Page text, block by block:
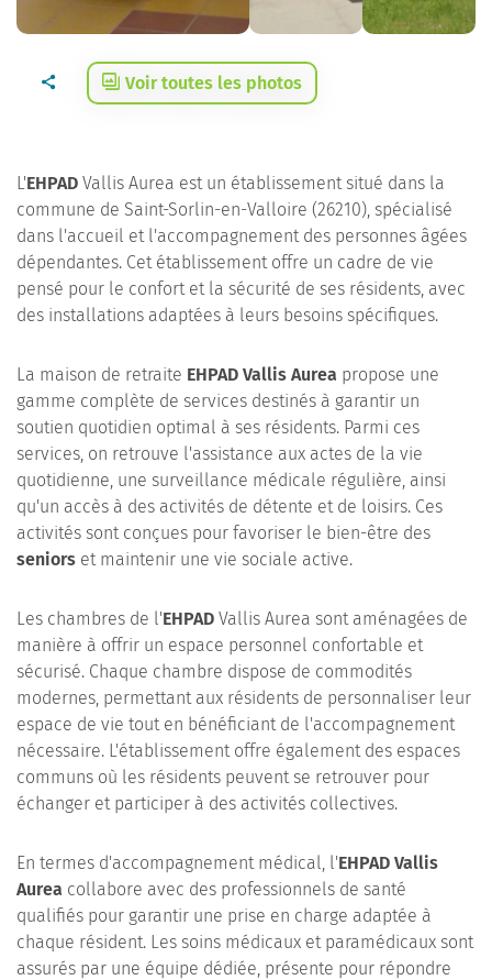
Voir toutes les photos
L'EHPAD Vallis Aurea est un établissement situé dans la
commune de Saint-Sorlin-en-Valloire (26210), spécialisé
dans l'accueil et l'accompagnement des personnes âgées
dépendantes. Cet établissement offre un cadre de vie
pensé pour le confort et la sécurité de ses résidents, avec
des installations adaptées à leurs besoins spécifiques.
La maison de retraite EHPAD Vallis Aurea propose une
gamme complète de services destinés à garantir un
soutien quotidien optimal à ses résidents. Parmi ces
services, on retrouve l'assistance aux actes de la vie
quotidienne, une surveillance médicale régulière, ainsi
qu'un accès à des activités de détente et de loisirs. Ces
activités sont conçues pour favoriser le bien-être des
seniors et maintenir une vie sociale active.
Les chambres de l'EHPAD Vallis Aurea sont aménagées de
manière à offrir un espace personnel confortable et
sécurisé. Chaque chambre dispose de commodités
modernes, permettant aux résidents de personnaliser leur
espace de vie tout en bénéficiant de l'accompagnement
nécessaire. L'établissement offre également des espaces
communs où les résidents peuvent se retrouver pour
échanger et participer à des activités collectives.
En termes d'accompagnement médical, l'EHPAD Vallis
Aurea collabore avec des professionnels de santé
qualifiés pour garantir une prise en charge adaptée à
chaque résident. Les soins médicaux et paramédicaux sont
assurés par une équipe dédiée, présente pour répondre